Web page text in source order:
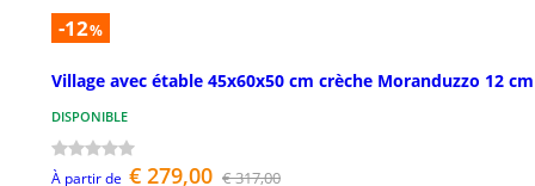
-12%
Village avec étable 45x60x50 cm crèche Moranduzzo 12 cm
DISPONIBLE
À partir de € 279,00 € 317,00